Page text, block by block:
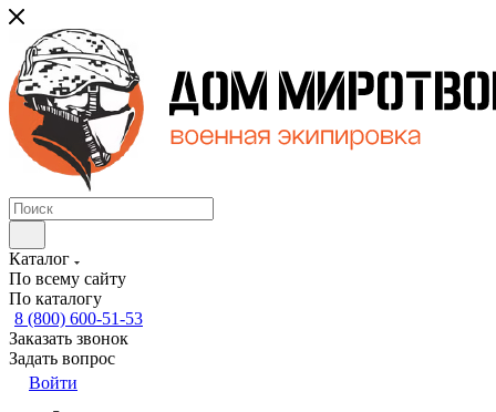
Каталог
По всему сайту
По каталогу
8 (800) 600-51-53
Заказать звонок
Задать вопрос
Войти